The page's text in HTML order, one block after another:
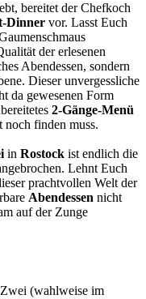
bereitet der Chefkoch
Dinner vor. Lasst Euch
der erlesenen
Abendessen, sondern
Dieser unvergessliche
da gewesenen Form
2-Gänge-Menü
noch finden muss.
in Rostock ist endlich die
Lehnt Euch
prachtvollen Welt der
Abendessen nicht
auf der Zunge
(wahlweise im